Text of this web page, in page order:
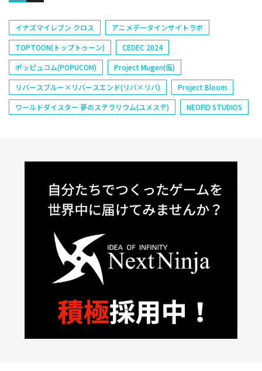
イナズマイレブン クロス
アニメデータインサイトラボ
TOPTOON(トップトゥーン)
CEDEC 2024
ポッピュコム(POPUCOM)
Project Mugen(仮)
リバースブルー×リバースエンド(リバ×リバ)
Project Bloom
ワールドダイスター 夢のステラリウム(ユメステ)
NEOFID STUDIOS